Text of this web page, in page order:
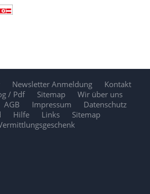
Newsletter Anmeldung
Kontakt
/ Pdf
Sitemap
Wir über uns
AGB Impressum
Datenschutz
Hilfe Links
Sitemap